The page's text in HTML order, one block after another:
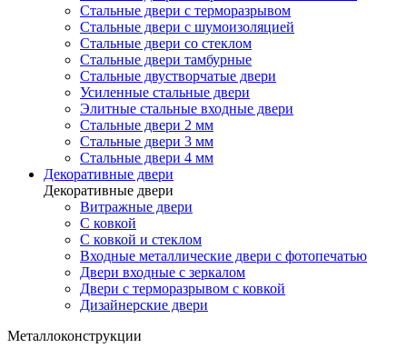
Стальные двери с терморазрывом
Стальные двери с шумоизоляцией
Стальные двери со стеклом
Стальные двери тамбурные
Стальные двустворчатые двери
Усиленные стальные двери
Элитные стальные входные двери
Стальные двери 2 мм
Стальные двери 3 мм
Стальные двери 4 мм
Декоративные двери
Декоративные двери
Витражные двери
С ковкой
С ковкой и стеклом
Входные металлические двери с фотопечатью
Двери входные с зеркалом
Двери с терморазрывом с ковкой
Дизайнерские двери
Металлоконструкции